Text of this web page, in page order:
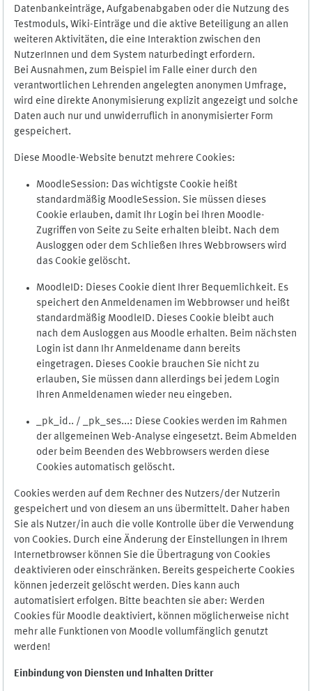
Datenbankeinträge, Aufgabenabgaben oder die Nutzung des
Testmoduls, Wiki-Einträge und die aktive Beteiligung an allen
weiteren Aktivitäten, die eine Interaktion zwischen den
NutzerInnen und dem System naturbedingt erfordern.
Bei Ausnahmen, zum Beispiel im Falle einer durch den
verantwortlichen Lehrenden angelegten anonymen Umfrage,
wird eine direkte Anonymisierung explizit angezeigt und solche
Daten auch nur und unwiderruflich in anonymisierter Form
gespeichert.
Diese Moodle-Website benutzt mehrere Cookies:
MoodleSession: Das wichtigste Cookie heißt
standardmäßig MoodleSession. Sie müssen dieses
Cookie erlauben, damit Ihr Login bei Ihren Moodle-
Zugriffen von Seite zu Seite erhalten bleibt. Nach dem
Ausloggen oder dem Schließen Ihres Webbrowsers wird
das Cookie gelöscht.
MoodleID: Dieses Cookie dient Ihrer Bequemlichkeit. Es
speichert den Anmeldenamen im Webbrowser und heißt
standardmäßig MoodleID. Dieses Cookie bleibt auch
nach dem Ausloggen aus Moodle erhalten. Beim nächsten
Login ist dann Ihr Anmeldename dann bereits
eingetragen. Dieses Cookie brauchen Sie nicht zu
erlauben, Sie müssen dann allerdings bei jedem Login
Ihren Anmeldenamen wieder neu eingeben.
_pk_id.. / _pk_ses...: Diese Cookies werden im Rahmen
der allgemeinen Web-Analyse eingesetzt. Beim Abmelden
oder beim Beenden des Webbrowsers werden diese
Cookies automatisch gelöscht.
Cookies werden auf dem Rechner des Nutzers/der Nutzerin
gespeichert und von diesem an uns übermittelt. Daher haben
Sie als Nutzer/in auch die volle Kontrolle über die Verwendung
von Cookies. Durch eine Änderung der Einstellungen in Ihrem
Internetbrowser können Sie die Übertragung von Cookies
deaktivieren oder einschränken. Bereits gespeicherte Cookies
können jederzeit gelöscht werden. Dies kann auch
automatisiert erfolgen. Bitte beachten sie aber: Werden
Cookies für Moodle deaktiviert, können möglicherweise nicht
mehr alle Funktionen von Moodle vollumfänglich genutzt
werden!
Einbindung von Diensten und Inhalten Dritter